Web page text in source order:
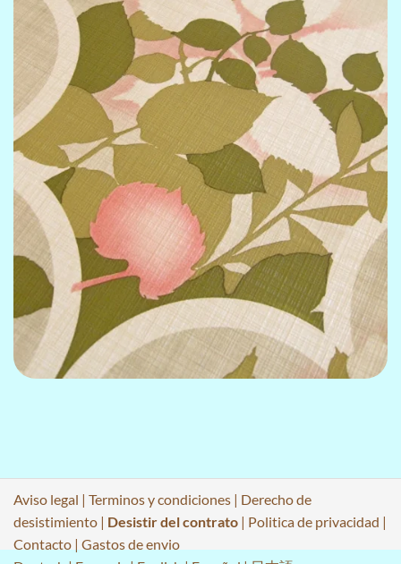
Aviso legal | Terminos y condiciones | Derecho de
desistimiento | Desistir del contrato | Politica de privacidad |
Contacto | Gastos de envio